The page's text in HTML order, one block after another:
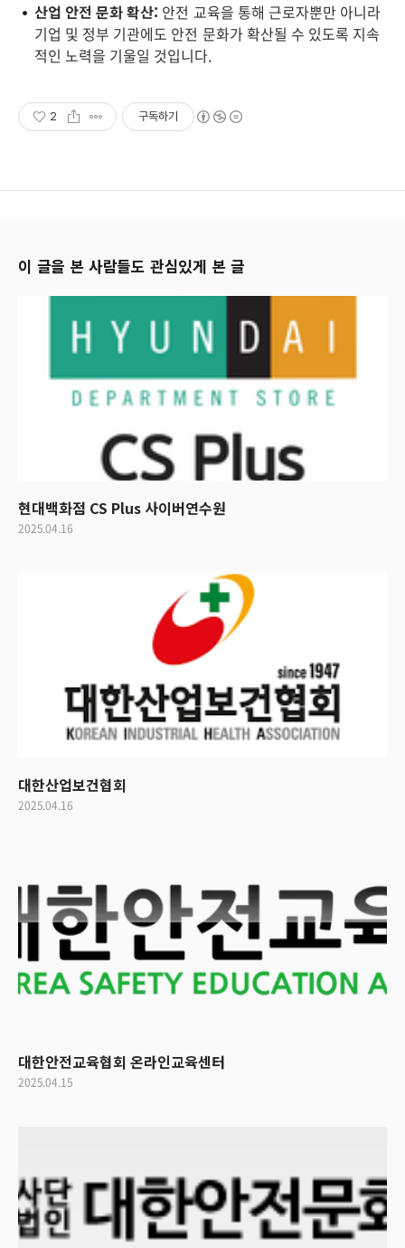
산업 안전 문화 확산: 안전 교육을 통해 근로자뿐만 아니라
기업 및 정부 기관에도 안전 문화가 확산될 수 있도록 지속
적인 노력을 기울일 것입니다.
2 구독하기
이 글을 본 사람들도 관심있게 본 글
현대백화점 CS Plus 사이버연수원
2025.04.16
대한산업보건협회
2025.04.16
대한안전교육협회 온라인교육센터
2025.04.15